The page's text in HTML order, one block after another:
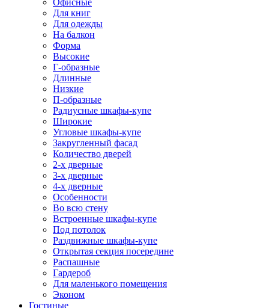
Офисные
Для книг
Для одежды
На балкон
Форма
Высокие
Г-образные
Длинные
Низкие
П-образные
Радиусные шкафы-купе
Широкие
Угловые шкафы-купе
Закругленный фасад
Количество дверей
2-х дверные
3-х дверные
4-х дверные
Особенности
Во всю стену
Встроенные шкафы-купе
Под потолок
Раздвижные шкафы-купе
Открытая секция посередине
Распашные
Гардероб
Для маленького помещения
Эконом
Гостиные